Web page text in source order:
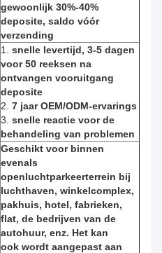
gewoonlijk 30%-40%
deposite, saldo vóór
verzending
1. snelle levertijd, 3-5 dagen
voor 50 reeksen na
ontvangen vooruitgang
deposite
2. 7 jaar OEM/ODM-ervarings
3. snelle reactie voor de
behandeling van problemen
Geschikt voor binnen
evenals
openluchtparkeerterrein bij
luchthaven, winkelcomplex,
pakhuis, hotel, fabrieken,
flat, de bedrijven van de
autohuur, enz. Het kan
ook wordt aangepast aan